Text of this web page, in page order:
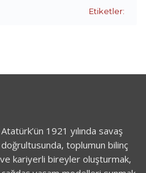
Etiketler:
1921 yılında savaş
toplumun bilinç
kariyerli bireyler oluşturmak,